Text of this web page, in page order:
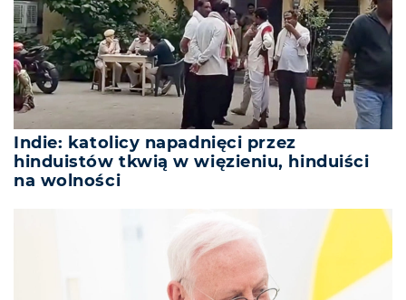
Indie: katolicy napadnięci przez
hinduistów tkwią w więzieniu, hinduiści
na wolności